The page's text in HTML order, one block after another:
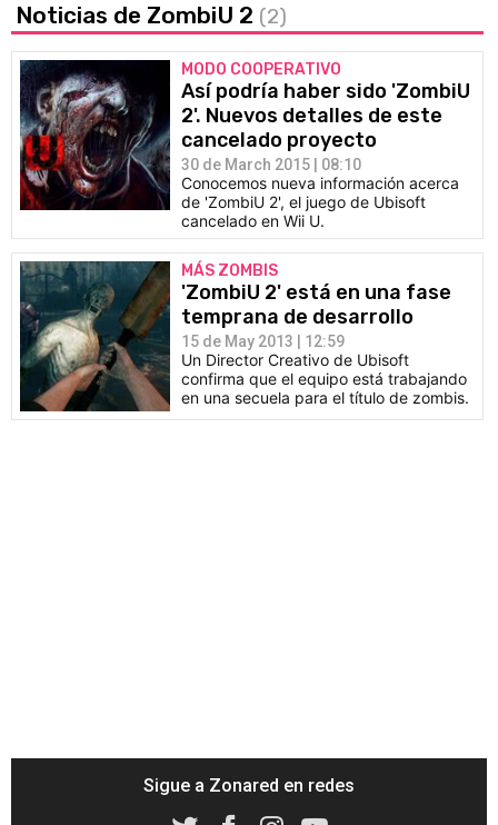
Noticias de ZombiU 2 (2)
MODO COOPERATIVO
Así podría haber sido 'ZombiU
2'. Nuevos detalles de este
cancelado proyecto
30 de March 2015 | 08:10
Conocemos nueva información acerca
de 'ZombiU 2', el juego de Ubisoft
cancelado en Wii U.
MÁS ZOMBIS
'ZombiU 2' está en una fase
temprana de desarrollo
15 de May 2013 | 12:59
Un Director Creativo de Ubisoft
confirma que el equipo está trabajando
en una secuela para el título de zombis.
Sigue a Zonared en redes